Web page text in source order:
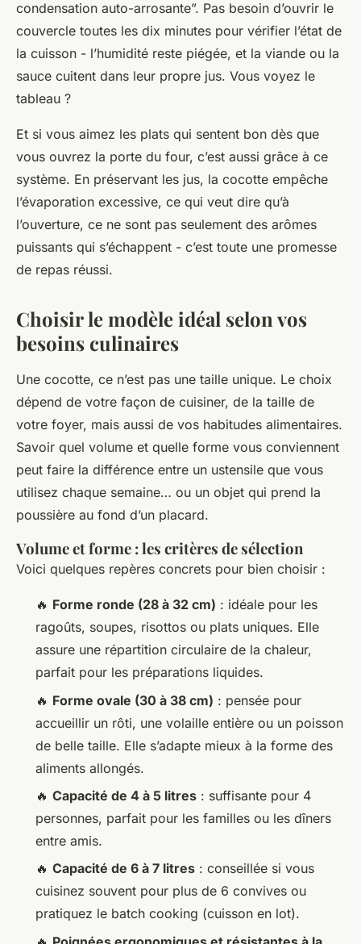
condensation auto-arrosante”. Pas besoin d’ouvrir le
couvercle toutes les dix minutes pour vérifier l’état de
la cuisson - l’humidité reste piégée, et la viande ou la
sauce cuitent dans leur propre jus. Vous voyez le
tableau ?
Et si vous aimez les plats qui sentent bon dès que
vous ouvrez la porte du four, c’est aussi grâce à ce
système. En préservant les jus, la cocotte empêche
l’évaporation excessive, ce qui veut dire qu’à
l’ouverture, ce ne sont pas seulement des arômes
puissants qui s’échappent - c’est toute une promesse
de repas réussi.
Choisir le modèle idéal selon vos
besoins culinaires
Une cocotte, ce n’est pas une taille unique. Le choix
dépend de votre façon de cuisiner, de la taille de
votre foyer, mais aussi de vos habitudes alimentaires.
Savoir quel volume et quelle forme vous conviennent
peut faire la différence entre un ustensile que vous
utilisez chaque semaine… ou un objet qui prend la
poussière au fond d’un placard.
Volume et forme : les critères de sélection
Voici quelques repères concrets pour bien choisir :
🔥 Forme ronde (28 à 32 cm) : idéale pour les
ragoûts, soupes, risottos ou plats uniques. Elle
assure une répartition circulaire de la chaleur,
parfait pour les préparations liquides.
🔥 Forme ovale (30 à 38 cm) : pensée pour
accueillir un rôti, une volaille entière ou un poisson
de belle taille. Elle s’adapte mieux à la forme des
aliments allongés.
🔥 Capacité de 4 à 5 litres : suffisante pour 4
personnes, parfait pour les familles ou les dîners
entre amis.
🔥 Capacité de 6 à 7 litres : conseillée si vous
cuisinez souvent pour plus de 6 convives ou
pratiquez le batch cooking (cuisson en lot).